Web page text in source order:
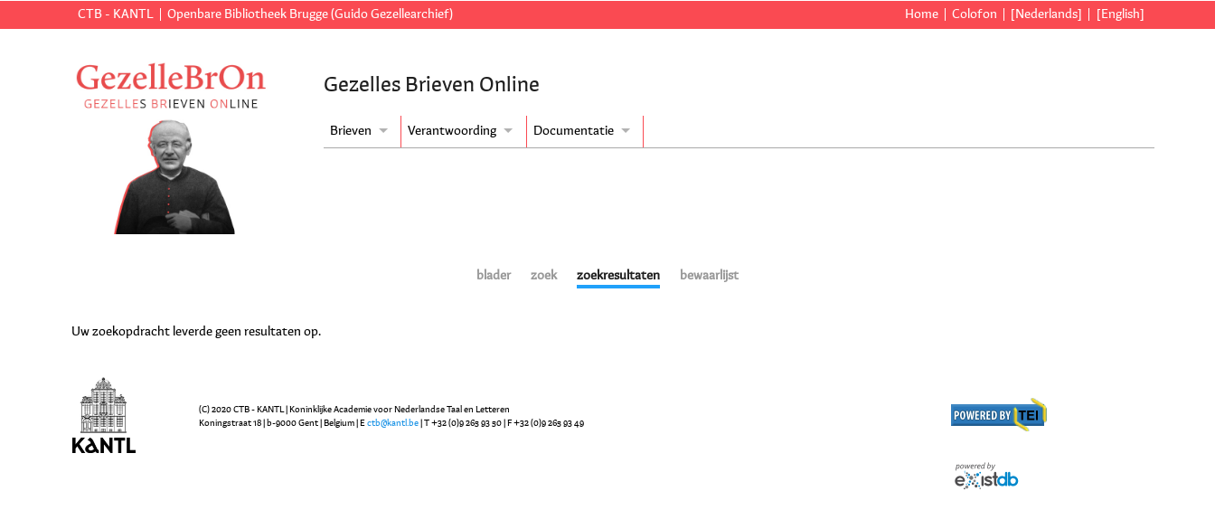
CTB - KANTL Openbare Bibliotheek Brugge (Guido Gezellearchief) Home Colofon [Nederlands] [English]
Gezelles Brieven Online
Brieven Verantwoording Documentatie
blader zoek zoekresultaten bewaarlijst
Uw zoekopdracht leverde geen resultaten op.
(C) 2020 CTB - KANTL | Koninklijke Academie voor Nederlandse Taal en Letteren
Koningstraat 18 | b-9000 Gent | Belgium | Ectb@kantl.be | T +32 (0)9 265 93 50 | F +32 (0)9 265 93 49